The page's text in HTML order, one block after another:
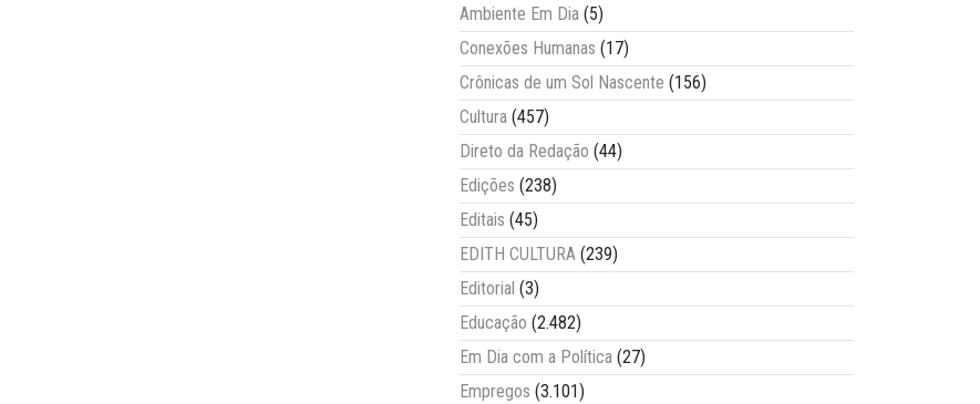
Ambiente Em Dia (5)
Conexões Humanas (17)
Crônicas de um Sol Nascente (156)
Cultura (457)
Direto da Redação (44)
Edições (238)
Editais (45)
EDITH CULTURA (239)
Editorial (3)
Educação (2.482)
Em Dia com a Política (27)
Empregos (3.101)